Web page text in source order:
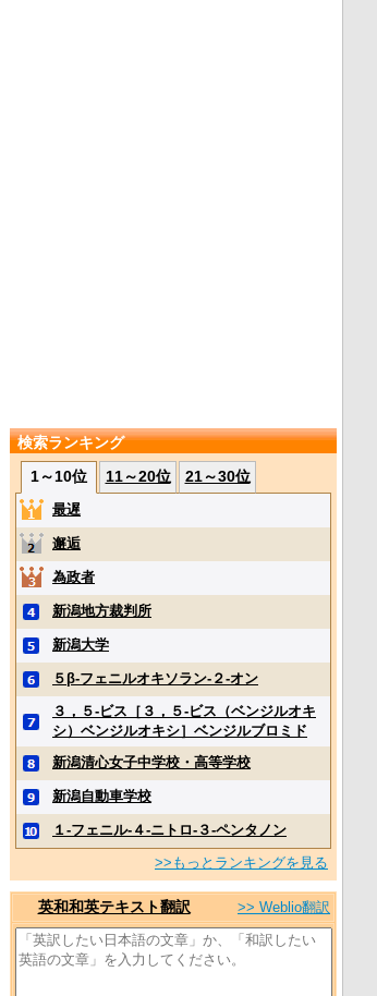
検索ランキング
1～10位
11～20位 21～30位
最遅
邂逅
為政者
新潟地方裁判所
新潟大学
５β‐フェニルオキソラン‐２‐オン
３，５‐ビス［３，５‐ビス（ベンジルオキ
シ）ベンジルオキシ］ベンジルブロミド
新潟清心女子中学校・高等学校
新潟自動車学校
１‐フェニル‐４‐ニトロ‐３‐ペンタノン
>>もっとランキングを見る
英和和英テキスト翻訳 >> Weblio翻訳